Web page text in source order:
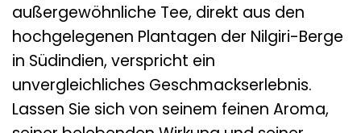
außergewöhnliche Tee, direkt aus den
hochgelegenen Plantagen der Nilgiri-Berge
in Südindien, verspricht ein
unvergleichliches Geschmackserlebnis.
Lassen Sie sich von seinem feinen Aroma,